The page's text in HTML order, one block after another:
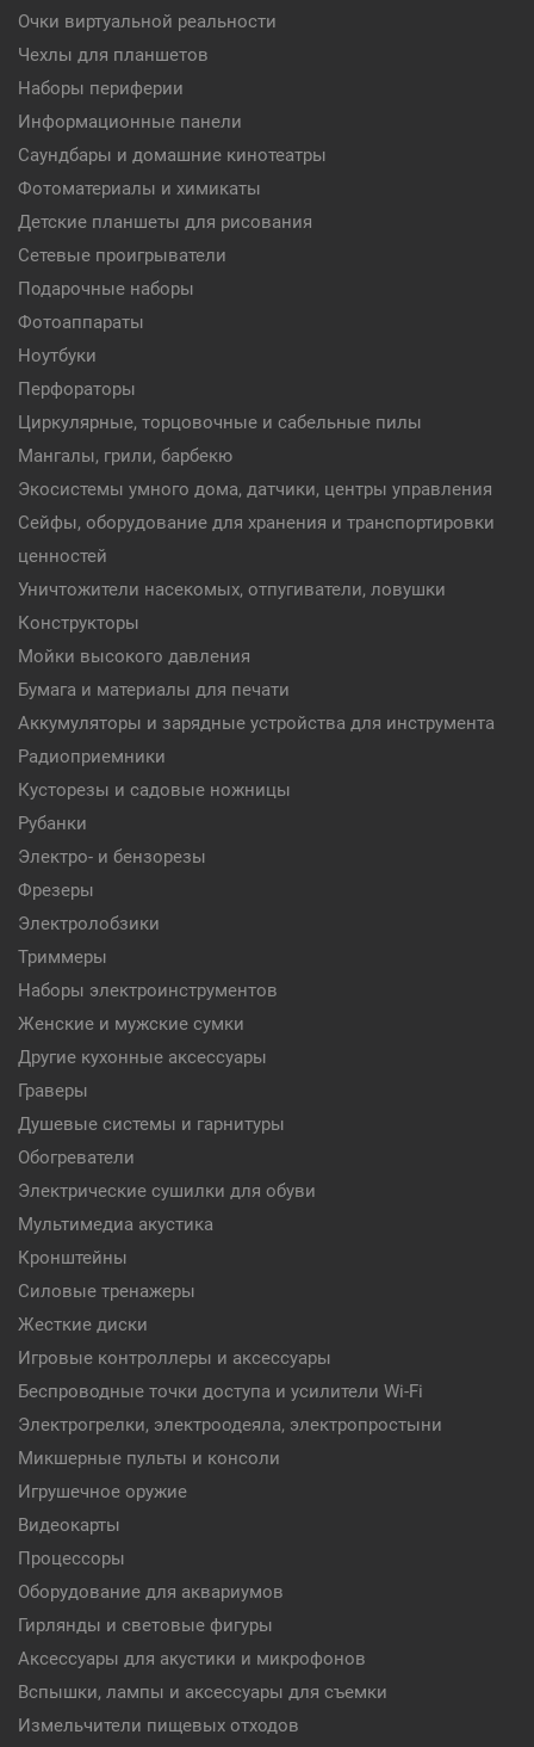
Очки виртуальной реальности
Чехлы для планшетов
Наборы периферии
Информационные панели
Саундбары и домашние кинотеатры
Фотоматериалы и химикаты
Детские планшеты для рисования
Сетевые проигрыватели
Подарочные наборы
Фотоаппараты
Ноутбуки
Перфораторы
Циркулярные, торцовочные и сабельные пилы
Мангалы, грили, барбекю
Экосистемы умного дома, датчики, центры управления
Сейфы, оборудование для хранения и транспортировки
ценностей
Уничтожители насекомых, отпугиватели, ловушки
Конструкторы
Мойки высокого давления
Бумага и материалы для печати
Аккумуляторы и зарядные устройства для инструмента
Радиоприемники
Кусторезы и садовые ножницы
Рубанки
Электро- и бензорезы
Фрезеры
Электролобзики
Триммеры
Наборы электроинструментов
Женские и мужские сумки
Другие кухонные аксессуары
Граверы
Душевые системы и гарнитуры
Обогреватели
Электрические сушилки для обуви
Мультимедиа акустика
Кронштейны
Силовые тренажеры
Жесткие диски
Игровые контроллеры и аксессуары
Беспроводные точки доступа и усилители Wi-Fi
Электрогрелки, электроодеяла, электропростыни
Микшерные пульты и консоли
Игрушечное оружие
Видеокарты
Процессоры
Оборудование для аквариумов
Гирлянды и световые фигуры
Аксессуары для акустики и микрофонов
Вспышки, лампы и аксессуары для съемки
Измельчители пищевых отходов